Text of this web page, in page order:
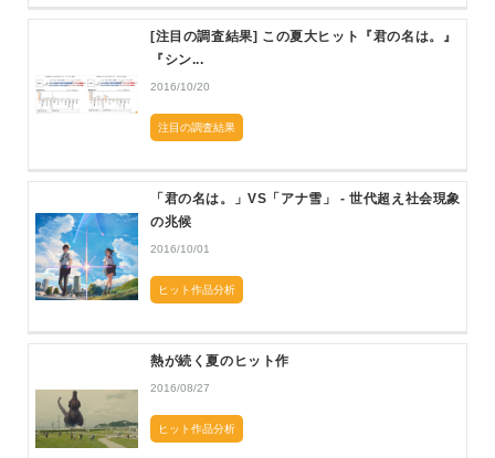
[注目の調査結果] この夏大ヒット『君の名は。』
『シン...
2016/10/20
注目の調査結果
「君の名は。」VS「アナ雪」 - 世代超え社会現象
の兆候
2016/10/01
ヒット作品分析
熱が続く夏のヒット作
2016/08/27
ヒット作品分析